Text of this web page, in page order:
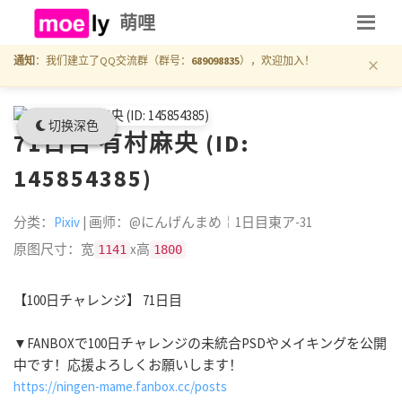
切换深色
萌哩
通知 ：我们建立了QQ交流群（群号： 689098835），欢迎加入！ ×
71日目 有村麻央 (ID:
145854385)
分类： Pixiv | 画师：@にんげんまめ￤1日目東ア-31
原图尺寸：宽 1141 x高 1800
【100日チャレンジ】 71日目
▼FANBOXで100日チャレンジの未統合PSDやメイキングを公開
中です！応援よろしくお願いします！
https://ningen-mame.fanbox.cc/posts